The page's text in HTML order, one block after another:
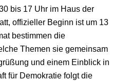
bis 17 Uhr im Haus der
offizieller Beginn ist um 13
bestimmen die
Themen sie gemeinsam
und einem Einblick in
für Demokratie folgt die